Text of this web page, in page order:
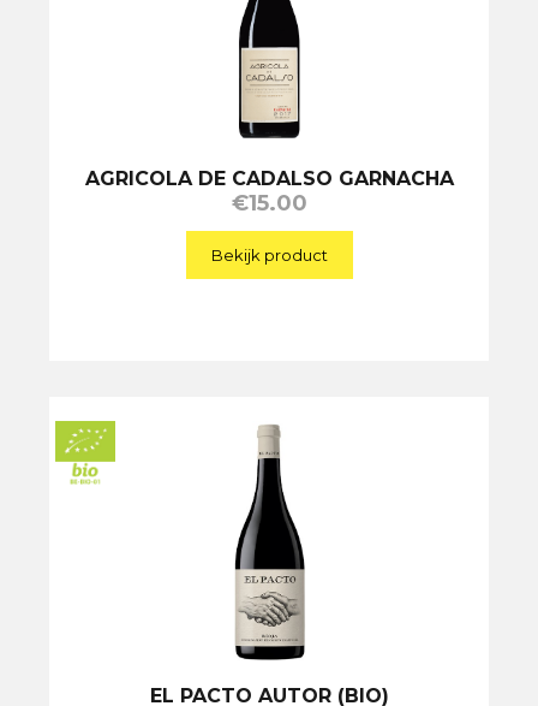
AGRICOLA DE CADALSO GARNACHA
€15.00
Bekijk product
EL PACTO AUTOR (BIO)